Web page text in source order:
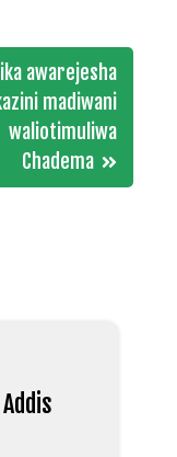
awarejesha
madiwani
waliotimuliwa
Chadema